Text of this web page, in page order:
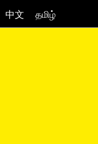
中文 தமிழ்